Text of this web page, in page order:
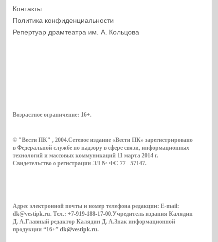
Контакты
Политика конфиденциальности
Репертуар драмтеатра им. А. Кольцова
Возрастное ограничение: 16+.
© "Вести ПК" , 2004.Сетевое издание «Вести ПК» зарегистрировано
в Федеральной службе по надзору в сфере связи, информационных
технологий и массовых коммуникаций 11 марта 2014 г.
Свидетельство о регистрации ЭЛ № ФС 77 - 57147.
Адрес электронной почты и номер телефона редакции: E-mail:
dk@vestipk.ru. Тел.: +7-919-188-17-00.Учредитель издания Калядин
Д. А.Главный редактор Калядин Д. А.Знак информационной
продукции “16+”dk@vestipk.ru.